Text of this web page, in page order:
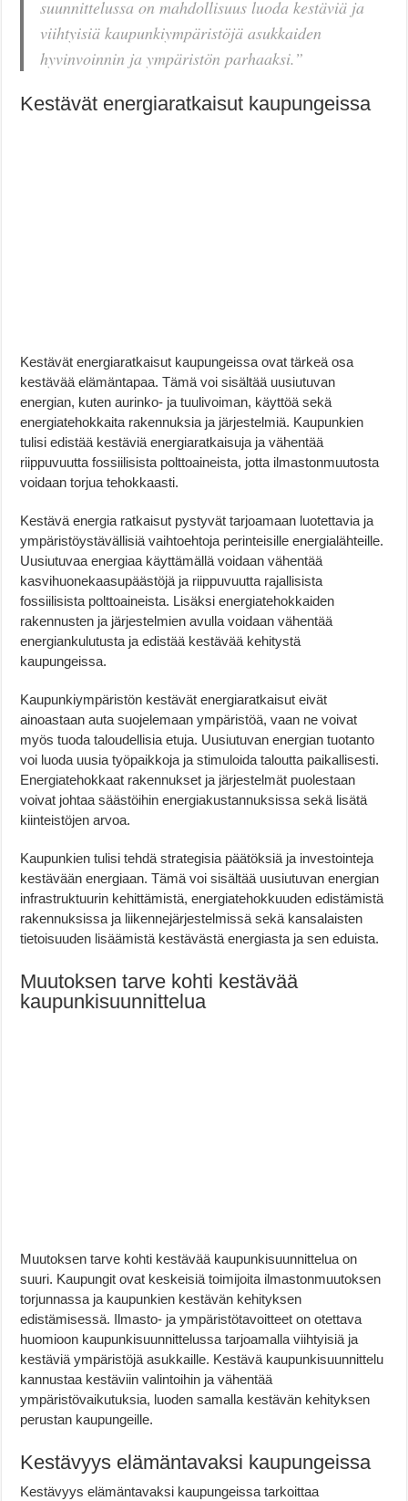
suunnittelussa on mahdollisuus luoda kestäviä ja
viihtyisiä kaupunkiympäristöjä asukkaiden
hyvinvoinnin ja ympäristön parhaaksi.”
Kestävät energiaratkaisut kaupungeissa
Kestävät energiaratkaisut kaupungeissa ovat tärkeä osa
kestävää elämäntapaa. Tämä voi sisältää uusiutuvan
energian, kuten aurinko- ja tuulivoiman, käyttöä sekä
energiatehokkaita rakennuksia ja järjestelmiä. Kaupunkien
tulisi edistää kestäviä energiaratkaisuja ja vähentää
riippuvuutta fossiilisista polttoaineista, jotta ilmastonmuutosta
voidaan torjua tehokkaasti.
Kestävä energia ratkaisut pystyvät tarjoamaan luotettavia ja
ympäristöystävällisiä vaihtoehtoja perinteisille energialähteille.
Uusiutuvaa energiaa käyttämällä voidaan vähentää
kasvihuonekaasupäästöjä ja riippuvuutta rajallisista
fossiilisista polttoaineista. Lisäksi energiatehokkaiden
rakennusten ja järjestelmien avulla voidaan vähentää
energiankulutusta ja edistää kestävää kehitystä
kaupungeissa.
Kaupunkiympäristön kestävät energiaratkaisut eivät
ainoastaan auta suojelemaan ympäristöä, vaan ne voivat
myös tuoda taloudellisia etuja. Uusiutuvan energian tuotanto
voi luoda uusia työpaikkoja ja stimuloida taloutta paikallisesti.
Energiatehokkaat rakennukset ja järjestelmät puolestaan
voivat johtaa säästöihin energiakustannuksissa sekä lisätä
kiinteistöjen arvoa.
Kaupunkien tulisi tehdä strategisia päätöksiä ja investointeja
kestävään energiaan. Tämä voi sisältää uusiutuvan energian
infrastruktuurin kehittämistä, energiatehokkuuden edistämistä
rakennuksissa ja liikennejärjestelmissä sekä kansalaisten
tietoisuuden lisäämistä kestävästä energiasta ja sen eduista.
Muutoksen tarve kohti kestävää
kaupunkisuunnittelua
Muutoksen tarve kohti kestävää kaupunkisuunnittelua on
suuri. Kaupungit ovat keskeisiä toimijoita ilmastonmuutoksen
torjunnassa ja kaupunkien kestävän kehityksen
edistämisessä. Ilmasto- ja ympäristötavoitteet on otettava
huomioon kaupunkisuunnittelussa tarjoamalla viihtyisiä ja
kestäviä ympäristöjä asukkaille. Kestävä kaupunkisuunnittelu
kannustaa kestäviin valintoihin ja vähentää
ympäristövaikutuksia, luoden samalla kestävän kehityksen
perustan kaupungeille.
Kestävyys elämäntavaksi kaupungeissa
Kestävyys elämäntavaksi kaupungeissa tarkoittaa